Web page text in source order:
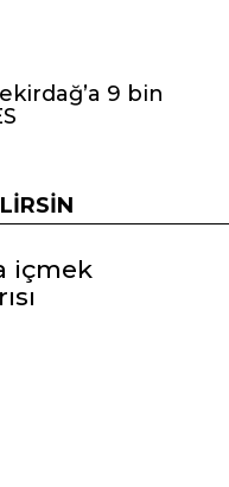
9 bin
içmek